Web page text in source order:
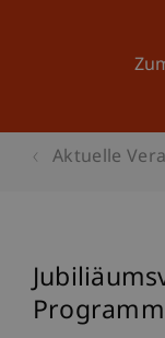
Aktuelle